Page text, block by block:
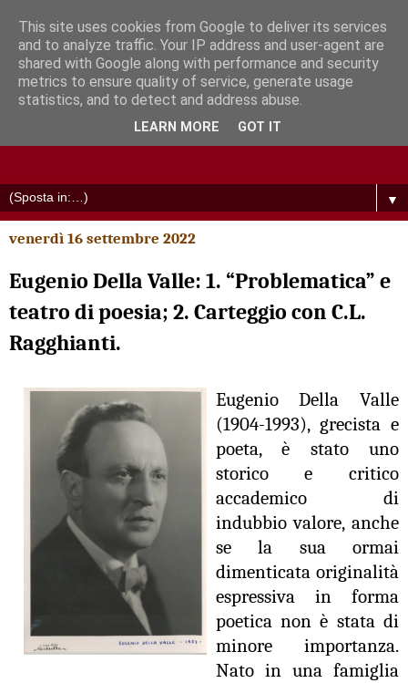
▼
venerdì 16 settembre 2022
Eugenio Della Valle: 1. “Problematica” e
teatro di poesia; 2. Carteggio con C.L.
Ragghianti.
Eugenio Della Valle
(1904-1993), grecista e
poeta, è stato uno
storico e critico
accademico di
indubbio valore, anche
se la sua ormai
dimenticata originalità
espressiva in forma
poetica non è stata di
minore importanza.
Nato in una famiglia
This site uses cookies from Google to deliver its services
and to analyze traffic. Your IP address and user-agent are
shared with Google along with performance and security
metrics to ensure quality of service, generate usage
statistics, and to detect and address abuse.
LEARN MORE GOT IT